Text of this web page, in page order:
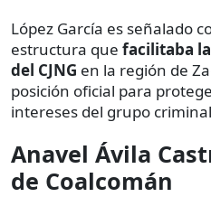
López García es señalado
estructura que facilitaba
del CJNG en la región de
posición oficial para
intereses del grupo
Anavel Ávila
de Coalcomán